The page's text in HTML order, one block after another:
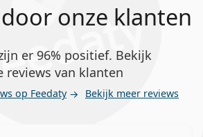
onze klanten
er 96% positief. Bekijk
reviews van klanten
op Feedaty Bekijk meer reviews